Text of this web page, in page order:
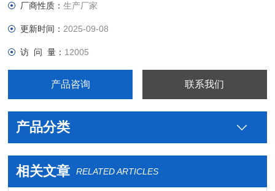
厂商性质：生产厂家
更新时间： 2025-09-08
访 问 量： 12005
产品咨询 联系我们
产品分类
相关文章 RELATED ARTICLES